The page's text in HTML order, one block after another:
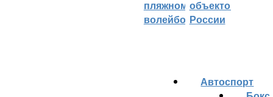
пляжному
волейболу
объектов
России
Автоспорт